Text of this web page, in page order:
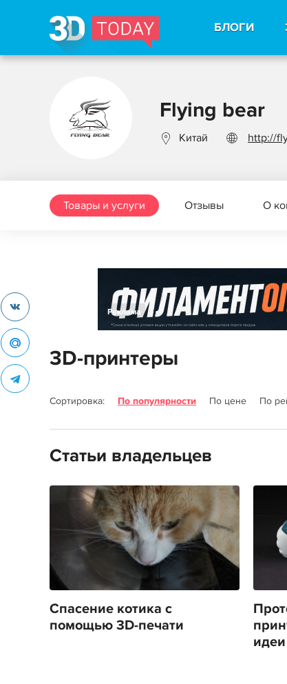
БЛОГИ
Flying bear
Китай http://
Товары и услуги Отзывы О
Реклама
3D-принтеры
Сортировка: По популярности По цене По
Статьи владельцев
Спасение котика с
помощью 3D-печати